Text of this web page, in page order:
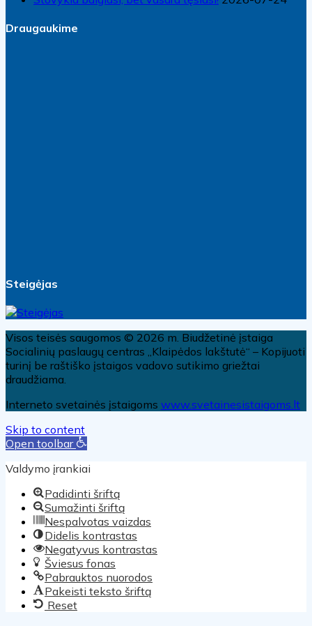
Draugaukime
Steigėjas
Visos teisės saugomos © 2026 m. Biudžetinė įstaiga
Socialinių paslaugų centras „Klaipėdos lakštutė“ – Kopijuoti
turinį be raštiško įstaigos vadovo sutikimo griežtai
draudžiama.
Interneto svetainės įstaigoms www.svetainesistaigoms.lt
Skip to content
Open toolbar
Valdymo įrankiai
Padidinti šriftą
Sumažinti šriftą
Nespalvotas vaizdas
Didelis kontrastas
Negatyvus kontrastas
Šviesus fonas
Pabrauktos nuorodos
Pakeisti teksto šriftą
Reset